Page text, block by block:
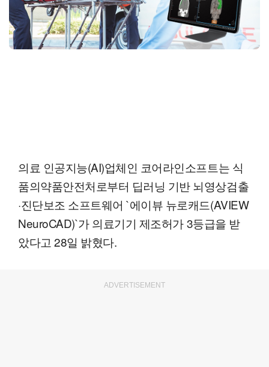
의료 인공지능(AI)업체인 코어라인소프트는 식
품의약품안전처로부터 딥러닝 기반 뇌영상검출
·진단보조 소프트웨어 `에이뷰 뉴로캐드(AVIEW
NeuroCAD)`가 의료기기 제조허가 3등급을 받
았다고 28일 밝혔다.
ADVERTISEMENT